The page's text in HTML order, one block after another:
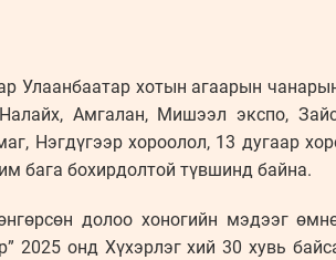
Улаанбаатар хотын агаарын
Амгалан, Мишээл экспо,
Нэгдүгээр хороолол, 13 дугаар
бага бохирдолтой түвшинд байна.
долоо хоногийн мэдээг
2025 онд Хүхэрлэг хий 30 хувь